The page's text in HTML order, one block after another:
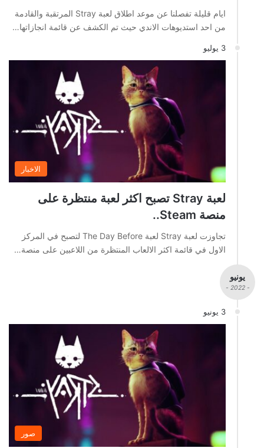
ايام قليلة تفصلنا عن موعد اطلاق لعبة Stray المرتقبة والقادمة
من احد استديوهات الاندي حيث تم الكشف عن قائمة انجازاتها…
3 يوليو
الاخبار
لعبة Stray تصبح اكثر لعبة منتظرة على
منصة Steam..
تجاوزت لعبة Stray لعبة The Day Before لتصبح في المركز
الاول في قائمة اكثر الالعاب المنتظرة من اللاعبين على منصة…
يونيو
- 2022 -
3 يونيو
صور